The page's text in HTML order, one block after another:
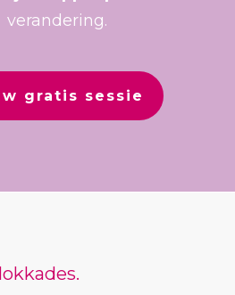
verandering.
gratis sessie